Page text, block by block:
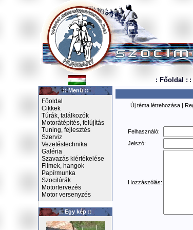
: Főoldal : :
:: Menü ::
Főoldal
Cikkek
Túrák, találkozók
Motorátépítés, felújítás
Tuning, fejlesztés
Szerviz
Vezetéstechnika
Galéria
Szavazás kiértékelése
Filmek, hangok
Papírmunka
Szocitúrák
Motortervezés
Motor versenyzés
:: Egy kép ::
Új téma létrehozása |
Felhasználó:
Jelszó:
Hozzászólás: